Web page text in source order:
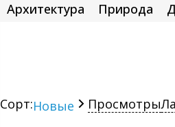
Архитектура Природа
Сорт:Новые Просмотры